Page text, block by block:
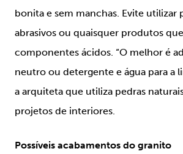
bonita e sem manchas. Evite utilizar
abrasivos ou quaisquer produtos
componentes ácidos. “O melhor é
neutro ou detergente e água para a
a arquiteta que utiliza pedras
projetos de interiores.
Possíveis acabamentos do granito